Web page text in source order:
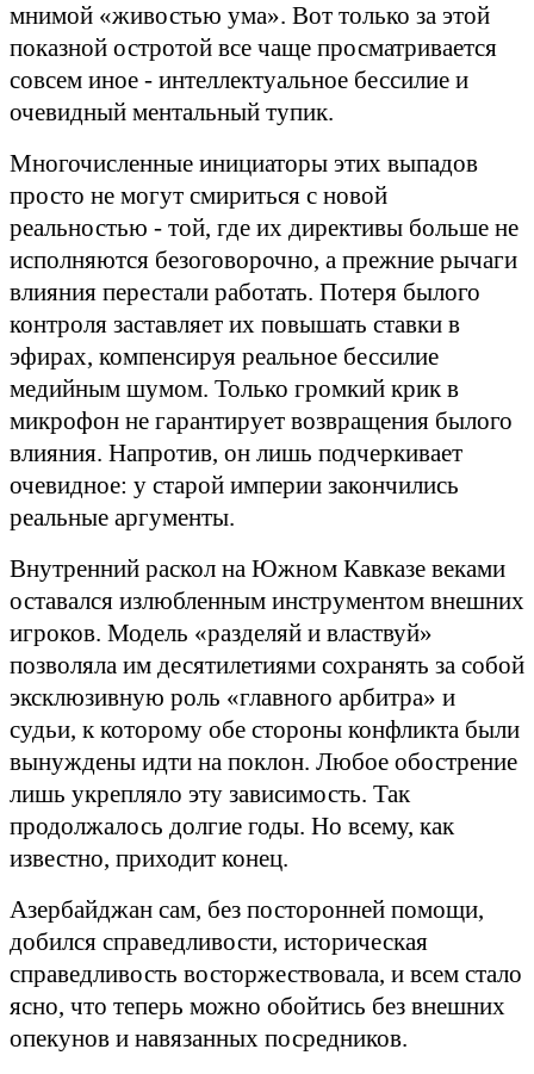
мнимой «живостью ума». Вот только за этой
показной остротой все чаще просматривается
совсем иное - интеллектуальное бессилие и
очевидный ментальный тупик.
Многочисленные инициаторы этих выпадов
просто не могут смириться с новой
реальностью - той, где их директивы больше не
исполняются безоговорочно, а прежние рычаги
влияния перестали работать. Потеря былого
контроля заставляет их повышать ставки в
эфирах, компенсируя реальное бессилие
медийным шумом. Только громкий крик в
микрофон не гарантирует возвращения былого
влияния. Напротив, он лишь подчеркивает
очевидное: у старой империи закончились
реальные аргументы.
Внутренний раскол на Южном Кавказе веками
оставался излюбленным инструментом внешних
игроков. Модель «разделяй и властвуй»
позволяла им десятилетиями сохранять за собой
эксклюзивную роль «главного арбитра» и
судьи, к которому обе стороны конфликта были
вынуждены идти на поклон. Любое обострение
лишь укрепляло эту зависимость. Так
продолжалось долгие годы. Но всему, как
известно, приходит конец.
Азербайджан сам, без посторонней помощи,
добился справедливости, историческая
справедливость восторжествовала, и всем стало
ясно, что теперь можно обойтись без внешних
опекунов и навязанных посредников.